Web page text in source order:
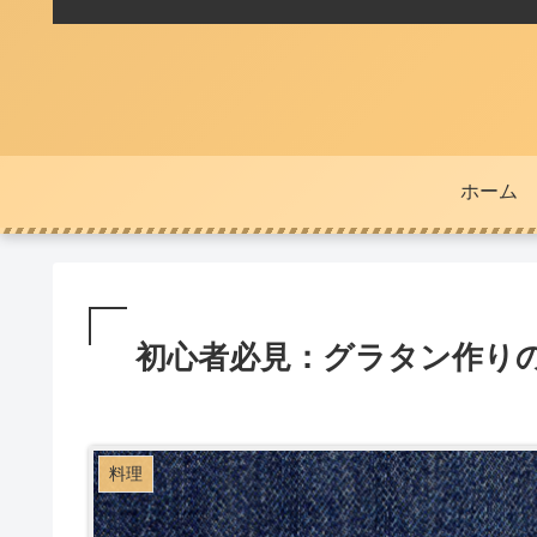
ホーム
初心者必見：グラタン作り
料理